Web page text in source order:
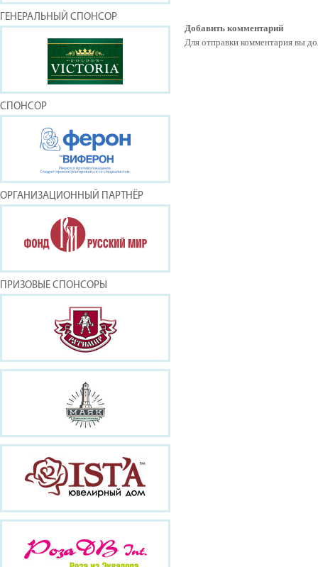
ГЕНЕРАЛЬНЫЙ СПОНСОР
СПОНСОР
ОРГАНИЗАЦИОННЫЙ ПАРТНЁР
ПРИЗОВЫЕ СПОНСОРЫ
Добавить комментарий
Для отправки комментария вы